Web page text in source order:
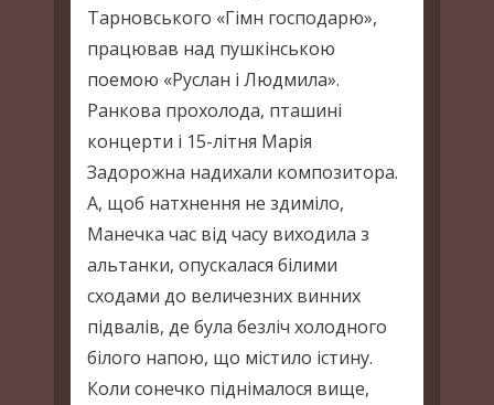
Тарновського «Гімн господарю»,
працював над пушкінською
поемою «Руслан і Людмила».
Ранкова прохолода, пташині
концерти і 15-літня Марія
Задорожна надихали композитора.
А, щоб натхнення не здиміло,
Манечка час від часу виходила з
альтанки, опускалася білими
сходами до величезних винних
підвалів, де була безліч холодного
білого напою, що містило істину.
Коли сонечко піднімалося вище,